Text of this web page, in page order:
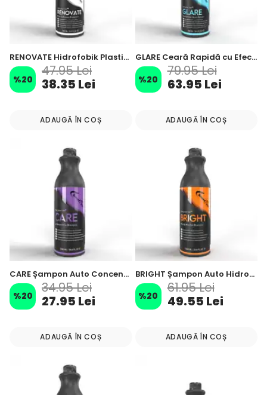
RENOVATE Hidrofobik Plastik Aksam, Trim Koruyucu ve Yenileyici - 500 ml
%20
47.95 Lei
38.35 Lei
ADAUGĂ ÎN COȘ
GLARE Ceară Rapidă cu Efect Ceramic Hidrofob – 500 ml
%20
79.95 Lei
63.95 Lei
ADAUGĂ ÎN COȘ
CARE Șampon Auto Concentrat pH Neutru – 1000 ml
%20
34.95 Lei
27.95 Lei
ADAUGĂ ÎN COȘ
BRIGHT Șampon Auto Hidrofob cu Ceară – 1000 ml
%20
61.95 Lei
49.55 Lei
ADAUGĂ ÎN COȘ